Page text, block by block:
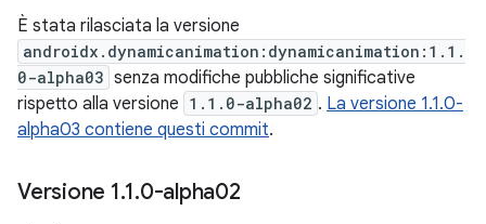
È stata rilasciata la versione
androidx.dynamicanimation:dynamicanimation:1.1.
0-alpha03 senza modifiche pubbliche significative
rispetto alla versione 1.1.0-alpha02 . La versione 1.1.0-
alpha03 contiene questi commit.
Versione 1.1.0-alpha02